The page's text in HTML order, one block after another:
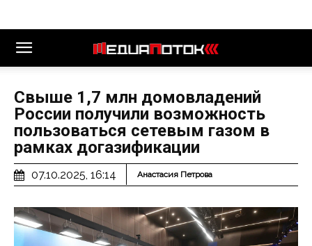
Свыше 1,7 млн домовладений
России получили возможность
пользоваться сетевым газом в
рамках догазификации
07.10.2025, 16:14 Анастасия Петрова